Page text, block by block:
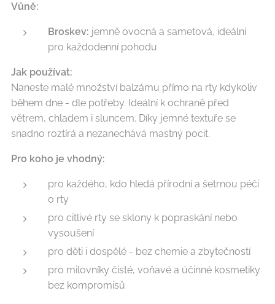
Vůně:
Broskev: jemně ovocná a sametová, ideální
pro každodenní pohodu
Jak používat:
Naneste malé množství balzámu přímo na rty kdykoliv
během dne - dle potřeby. Ideální k ochraně před
větrem, chladem i sluncem. Díky jemné textuře se
snadno roztírá a nezanechává mastný pocit.
Pro koho je vhodný:
pro každého, kdo hledá přírodní a šetrnou péči
o rty
pro citlivé rty se sklony k popraskání nebo
vysoušení
pro děti i dospělé - bez chemie a zbytečností
pro milovníky čisté, voňavé a účinné kosmetiky
bez kompromisů